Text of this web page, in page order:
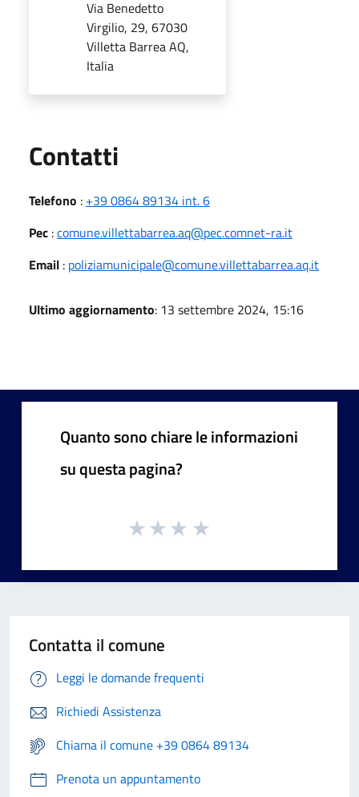
Via Benedetto
Virgilio, 29, 67030
Villetta Barrea AQ,
Italia
Contatti
Telefono : +39 0864 89134 int. 6
Pec :comune.villettabarrea.aq@pec.comnet-ra.it
Email : poliziamunicipale@comune.villettabarrea.aq.it
Ultimo aggiornamento: 13 settembre 2024, 15:16
Quanto sono chiare le informazioni
su questa pagina?
Contatta il comune
Leggi le domande frequenti
Richiedi Assistenza
Chiama il comune +39 0864 89134
Prenota un appuntamento